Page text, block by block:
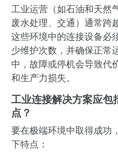
工业运营（如石油和天然
废水处理、交通）通常跨
这些环境中的连接设备必
少维护次数，并确保正常
中，故障或停机会导致代
和生产力损失。
工业连接解决方案应包
点？
要在极端环境中取得成功
下特点：